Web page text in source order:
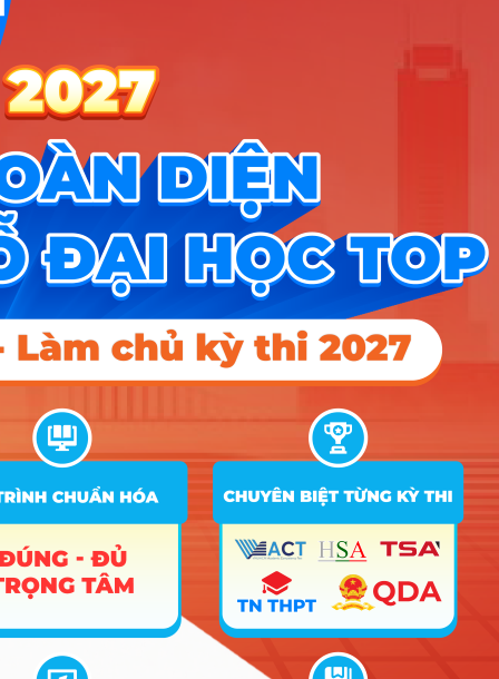
M00; M01; M26; M27; M28; M29;
11
Tài chính
– Ngân
hàng
A00; A02; X01; X06; X08; X10;
X05; X24; X26; B00; B02; B03;
B08; X04; X12; X14; X20; X65;
D01; D07; D09; D10; D14; D15;
X25; X27; X28; X78; X80; X81;
M00; M01; M26; M27; M28; M29;
M30
12 Kế toán
A00; A02; X01; X06; X08; X10;
A01; A03; A04; A05; A06; A07;
X05; X24; X26; B00; B02; B03;
D01; D07; D09; D10; D14; D15;
X25; X27; X28; X78; X80; X81;
M00; M01; M26; M27; M28; M29;
M30
16.5 23.02 22.5
1
13 Luật
A01; A03; A04; A05; A06; A07;
B08; X04; X12; X14; X20; X65;
X25; X27; X28; X78; X80; X81;
M30
19 25.1 22.51
Kỹ thuật
mềm
A00; A02; X01; X06; X08; X10;
A01; A03; A04; A05; A06; A07;
X05; X24; X26; B00; B02; B03;
B08; X04; X12; X14; X20; X65;
D01; D07; D09; D10; D14; D15;
X25; X27; X28; X78; X80; X81;
M00; M01; M26; M27; M28; M29;
19.4
Nhóm